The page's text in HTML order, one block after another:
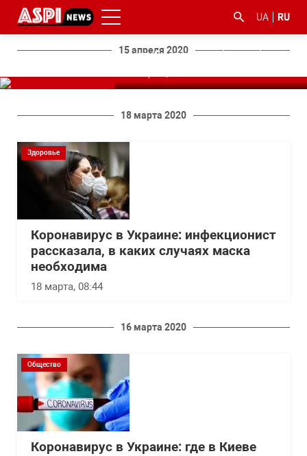
UA RU
15 апреля 2020
Доктор Комаровский
предупредил о смертельной
антибиотиками (Видео)
18 марта 2020
Здоровье
Коронавирус в Украине: инфекционист
рассказала, в каких случаях маска
необходима
18 марта, 08:44
16 марта 2020
Общество
Коронавирус в Украине: где в Киеве
#ООС
#боротьба
з
корупцією
#гфс